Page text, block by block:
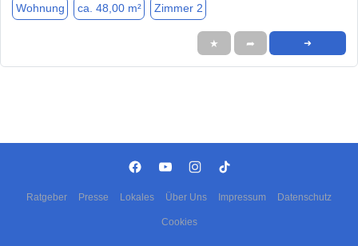
Wohnung ca. 48,00 m² Zimmer 2
★ ➦ ➜
Ratgeber Presse Lokales Über Uns Impressum Datenschutz
Cookies